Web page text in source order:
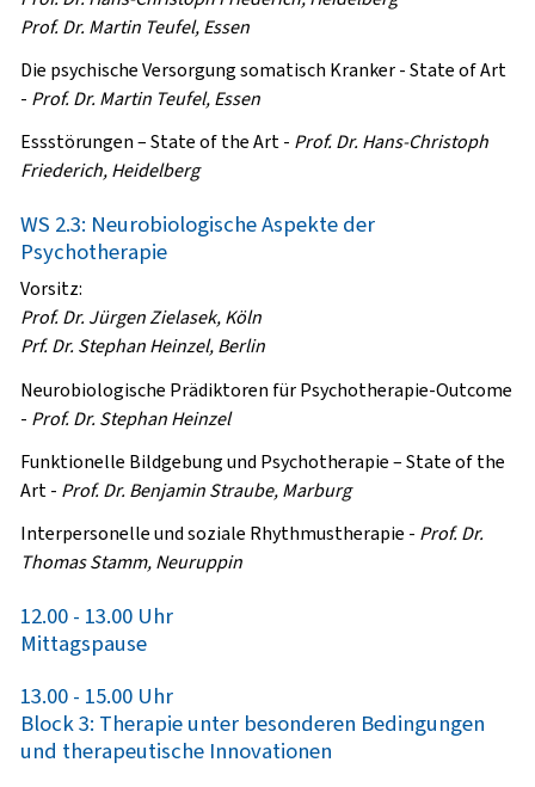
Prof. Dr. Martin Teufel, Essen
Die psychische Versorgung somatisch Kranker - State of Art
- Prof. Dr. Martin Teufel, Essen
Essstörungen – State of the Art- Prof. Dr. Hans-Christoph
Friederich, Heidelberg
WS 2.3: Neurobiologische Aspekte der
Psychotherapie
Vorsitz:
Prof. Dr. Jürgen Zielasek, Köln
Prf. Dr. Stephan Heinzel, Berlin
Neurobiologische Prädiktoren für Psychotherapie-Outcome
- Prof. Dr. Stephan Heinzel
Funktionelle Bildgebung und Psychotherapie – State of the
Art- Prof. Dr. Benjamin Straube, Marburg
Interpersonelle und soziale Rhythmustherapie - Prof. Dr.
Thomas Stamm, Neuruppin
12.00 - 13.00 Uhr
Mittagspause
13.00 - 15.00 Uhr
Block 3: Therapie unter besonderen Bedingungen
und therapeutische Innovationen